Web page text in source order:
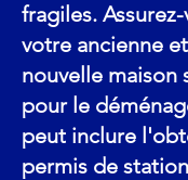
fragiles.
votre ancienne
nouvelle maison
pour le
peut inclure
permis de